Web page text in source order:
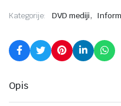
Kategorije: DVD mediji,
Opis